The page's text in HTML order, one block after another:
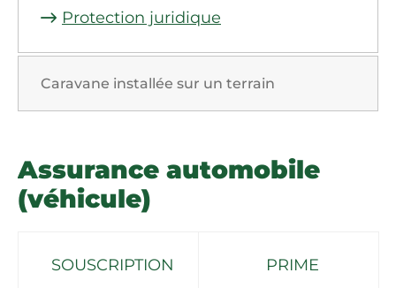
Protection juridique
Caravane installée sur un terrain
Assurance automobile
(véhicule)
SOUSCRIPTION
PRIME